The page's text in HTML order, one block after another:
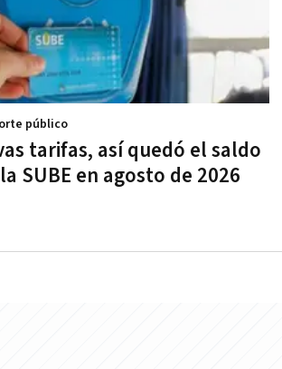
tarifas, así quedó el saldo
SUBE en agosto de 2026
público